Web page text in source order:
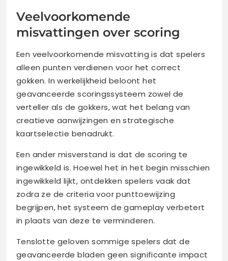
Veelvoorkomende
misvattingen over scoring
Een veelvoorkomende misvatting is dat spelers
alleen punten verdienen voor het correct
gokken. In werkelijkheid beloont het
geavanceerde scoringssysteem zowel de
verteller als de gokkers, wat het belang van
creatieve aanwijzingen en strategische
kaartselectie benadrukt.
Een ander misverstand is dat de scoring te
ingewikkeld is. Hoewel het in het begin misschien
ingewikkeld lijkt, ontdekken spelers vaak dat
zodra ze de criteria voor punttoewijzing
begrijpen, het systeem de gameplay verbetert
in plaats van deze te verminderen.
Tenslotte geloven sommige spelers dat de
geavanceerde bladen geen significante impact